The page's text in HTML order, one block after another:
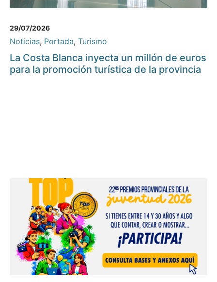
29/07/2026
Noticias, Portada, Turismo
La Costa Blanca inyecta un millón de euros
para la promoción turística de la provincia